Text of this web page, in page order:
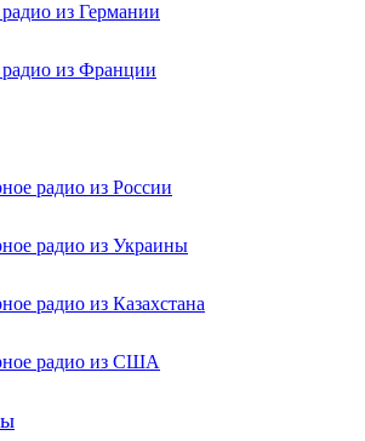
из Германии
из Франции
радио из России
радио из Украины
радио из Казахстана
радио из США